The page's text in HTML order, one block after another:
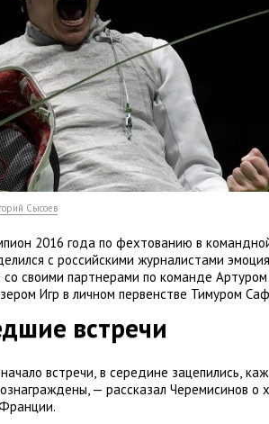
Сысоев
2016 года по фехтованию в
с российскими журналистами
своими партнерами по команде
Игр в личном первенстве Тимуром
встречи
встречи, в середине зацепились,
— рассказал Черемисинов о